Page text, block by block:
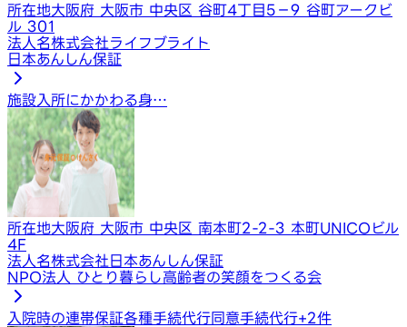
所在地大阪府 大阪市 中央区 谷町4丁目5－9 谷町アークビ
ル 301
法人名株式会社ライフブライト
日本あんしん保証
施設入所にかかわる身…
所在地大阪府 大阪市 中央区 南本町2-2-3 本町UNICOビル
4F
法人名株式会社日本あんしん保証
NPO法人 ひとり暮らし高齢者の笑顔をつくる会
入院時の連帯保証各種手続代行同意手続代行+2件